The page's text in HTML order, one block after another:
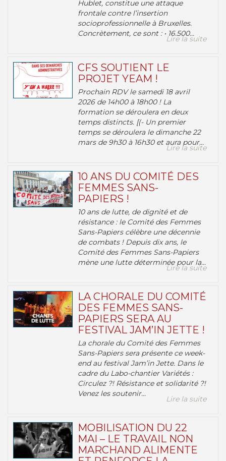
Hublet, constitue une attaque
frontale contre l’insertion
socioprofessionnelle à Bruxelles.
Concrètement, ce sont : • 16.500...
Lire la suite
CFS SOUTIENT LE
PROJET YEAM !
Prochain RDV le samedi 18 avril
2026 de 14h00 à 18h00 ! La
formation se déroulera en deux
temps distincts. [(- Un premier
temps se déroulera le dimanche 22
mars de 9h30 à 16h30 et aura pour...
Lire la suite
10 ANS DU COMITÉ DES
FEMMES SANS-
PAPIERS !
10 ans de lutte, de dignité et de
résistance : le Comité des Femmes
Sans-Papiers célèbre une décennie
de combats ! Depuis dix ans, le
Comité des Femmes Sans-Papiers
mène une lutte déterminée pour la...
Lire la suite
LA CHORALE DU COMITÉ
DES FEMMES SANS-
PAPIERS SERA AU
FESTIVAL JAM’IN JETTE !
La chorale du Comité des Femmes
Sans-Papiers sera présente ce week-
end au festival Jam’in Jette. Dans le
cadre du Labo-chantier Variétés :
Circulez ?! Résistance et solidarité ?!
Venez les soutenir...
Lire la suite
MOBILISATION DU 22
MAI – LE TRAVAIL NON
MARCHAND ALIMENTE